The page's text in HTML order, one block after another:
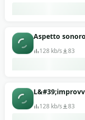
Aspetto
128 kb/s 83
128 kb/s 83